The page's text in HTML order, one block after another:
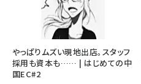
やっぱりムズい現地出店。スタッフ
採用も資本も…… | はじめての中
国EC#2